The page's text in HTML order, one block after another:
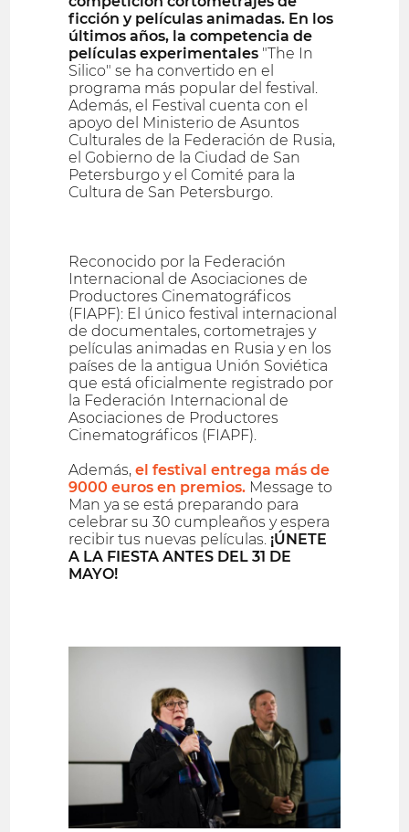
ficción y películas animadas. En los
últimos años, la competencia de
películas experimentales "The In
Silico" se ha convertido en el
programa más popular del festival.
Además, el Festival cuenta con el
apoyo del Ministerio de Asuntos
Culturales de la Federación de Rusia,
el Gobierno de la Ciudad de San
Petersburgo y el Comité para la
Cultura de San Petersburgo.
Reconocido por la Federación
Internacional de Asociaciones de
Productores Cinematográficos
(FIAPF): El único festival internacional
de documentales, cortometrajes y
películas animadas en Rusia y en los
países de la antigua Unión Soviética
que está oficialmente registrado por
la Federación Internacional de
Asociaciones de Productores
Cinematográficos (FIAPF).
Además,el festival entrega más de
9000 euros en premios. Message to
Man ya se está preparando para
celebrar su 30 cumpleaños y espera
recibir tus nuevas películas. ¡ÚNETE
A LA FIESTA ANTES DEL 31 DE
MAYO!